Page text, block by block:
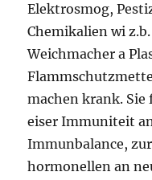
Elektrosmog,
Chemikalien wi
Weichmacher a
machen krank. Sie
eiser Immuniteit
Immunbalance,
hormonellen an